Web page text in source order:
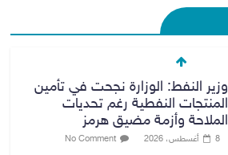
وزير النفط: الوزارة نجحت في تأمين
المنتجات النفطية رغم تحديات
الملاحة وأزمة مضيق هرمز
8 أغسطس، 2026 No Comment